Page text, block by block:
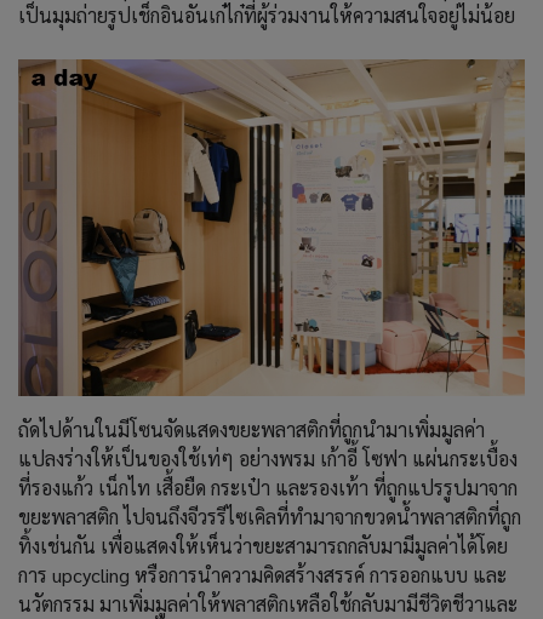
เป็นมุมถ่ายรูปเช็กอินอันเก๋ไก๋ที่ผู้ร่วมงานให้ความสนใจอยู่ไม่น้อย
ถัดไปด้านในมีโซนจัดแสดงขยะพลาสติกที่ถูกนำมาเพิ่มมูลค่า
แปลงร่างให้เป็นของใช้เท่ๆ อย่างพรม เก้าอี้ โซฟา แผ่นกระเบื้อง
ที่รองแก้ว เน็กไท เสื้อยืด กระเป๋า และรองเท้า ที่ถูกแปรรูปมาจาก
ขยะพลาสติก ไปจนถึงจีวรรีไซเคิลที่ทำมาจากขวดน้ำพลาสติกที่ถูก
ทิ้งเช่นกัน เพื่อแสดงให้เห็นว่าขยะสามารถกลับมามีมูลค่าได้โดย
การ upcycling หรือการนำความคิดสร้างสรรค์ การออกแบบ และ
นวัตกรรม มาเพิ่มมูลค่าให้พลาสติกเหลือใช้กลับมามีชีวิตชีวาและ